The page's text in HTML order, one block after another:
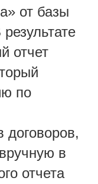
от базы
отчет
по
договоров,
в
отчета